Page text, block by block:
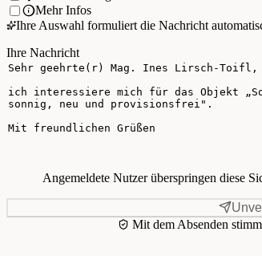
Mehr Infos
Ihre Auswahl formuliert die Nachricht
Ihre Nachricht
Angemeldete Nutzer überspringen diese
Mit dem Absenden